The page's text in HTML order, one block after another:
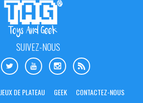
SUIVEZ-NOUS
JEUX DE PLATEAU GEEK CONTACTEZ-NOUS